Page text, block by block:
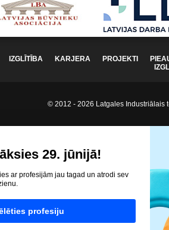
IZGLĪTĪBA KARJERA PROJEKTI
© 2012 - 2026 Latgales Industriālais
29. jūnijā!
ar profesijām jau tagad un atrodi sev
profesiju